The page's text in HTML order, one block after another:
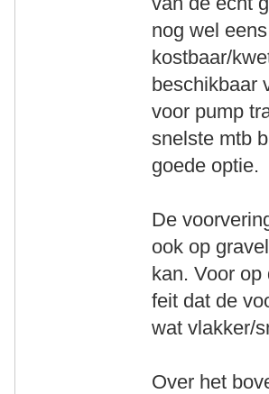
nog wel
kostbaar/
beschikbaar
voor pump
snelste mtb
goede optie.
De
ook op
kan. Voor
feit dat de
wat vlakker/
Over het